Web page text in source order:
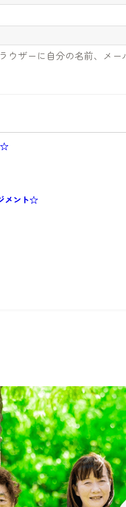
ウザーに自分の名前、メー
☆
メント☆